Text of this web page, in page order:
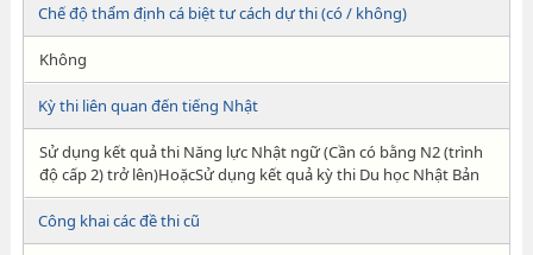
Chế độ thẩm định cá biệt tư cách dự thi (có / không)
Không
Kỳ thi liên quan đến tiếng Nhật
Sử dụng kết quả thi Năng lực Nhật ngữ (Cần có bằng N2 (trình
độ cấp 2) trở lên)HoặcSử dụng kết quả kỳ thi Du học Nhật Bản
Công khai các đề thi cũ